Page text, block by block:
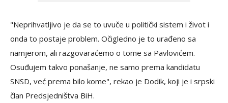
"Neprihvatljivo je da se to uvuče u politički sistem i život i
onda to postaje problem. Očigledno je to urađeno sa
namjerom, ali razgovaraćemo o tome sa Pavlovićem.
Osuđujem takvo ponašanje, ne samo prema kandidatu
SNSD, već prema bilo kome", rekao je Dodik, koji je i srpski
član Predsjedništva BiH.